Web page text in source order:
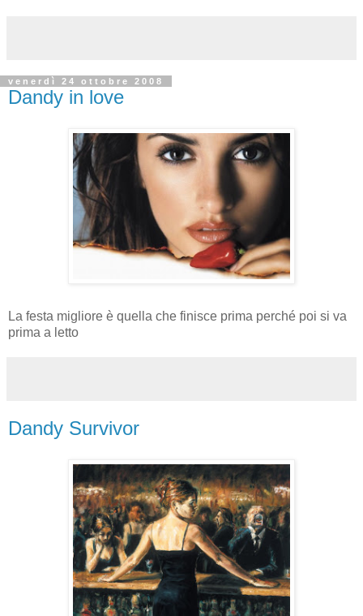
venerdì 24 ottobre 2008
Dandy in love
La festa migliore è quella che finisce prima perché poi si va
prima a letto
Dandy Survivor